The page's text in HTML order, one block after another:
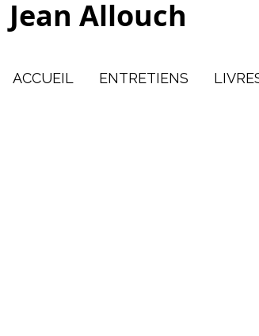
Jean Allouch
ACCUEIL ENTRETIENS